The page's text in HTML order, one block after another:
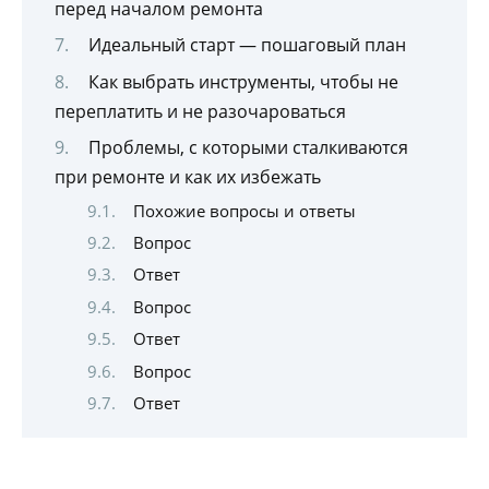
перед началом ремонта
Идеальный старт — пошаговый план
Как выбрать инструменты, чтобы не
переплатить и не разочароваться
Проблемы, с которыми сталкиваются
при ремонте и как их избежать
Похожие вопросы и ответы
Вопрос
Ответ
Вопрос
Ответ
Вопрос
Ответ